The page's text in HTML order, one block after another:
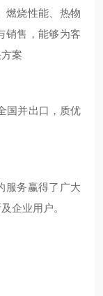
燃烧性能、热物
销售，能够为客
案
国并出口，质优
服务赢得了广大
企业用户。